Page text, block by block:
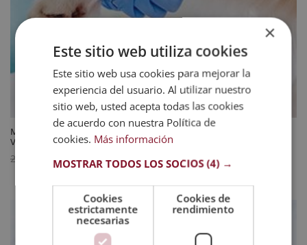
Maestría Internacional en Análisis Clínicos en Laboratorio para
Veterinaria – Diploma Acreditado por Apostilla de la Haya
2.976
2.976 $.
744$El
actual
es:
744 $.
×
Este sitio web utiliza cookies
Este sitio web usa cookies para mejorar la
experiencia del usuario. Al utilizar nuestro
sitio web, usted acepta todas las cookies
de acuerdo con nuestra Política de
cookies. Más información
MOSTRAR TODOS LOS SOCIOS(4) →
Cookies
estrictamente
necesarias
Cookies de
rendimiento